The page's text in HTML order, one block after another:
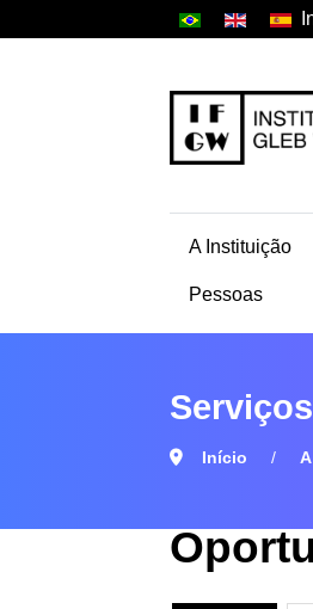
A Instituição
Pessoas
Início